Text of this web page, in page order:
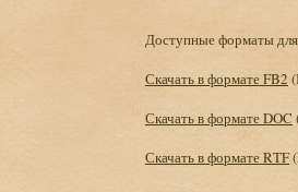
Доступные форматы для
Скачать в формате FB2
Скачать в формате DOC
Скачать в формате RTF